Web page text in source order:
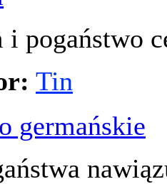
i pogaństwo
Tin
germańskie